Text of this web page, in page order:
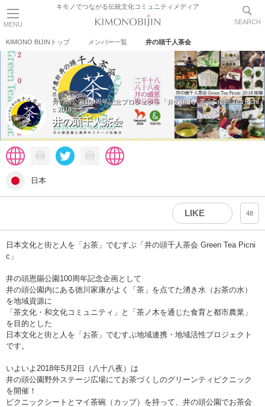
MENU
キモノでつながる伝統文化コミュニティメディア
SEARCH
KIMONO BIJINトップ メンバー一覧 井の頭千人茶会
井の頭公園100周年記念プロジェクト「井の頭千人茶会Green Tea Picni
c 2018」
井の頭千人茶会
日本
LIKE 48
日本文化と街と人を「お茶」でむすぶ「井の頭千人茶会 Green Tea Picni
c」
井の頭恩賜公園100周年記念企画として
井の頭公園内にある徳川家康がよく「茶」を点てた湧き水（お茶の水）
を地域資源に
「茶文化・和文化コミュニティ」と「茶ノ木を通じた食育と都市農業」
を目的とした
日本文化と街と人を「お茶」でむすぶ地域連携・地域活性プロジェクト
です。
いよいよ2018年5月2日（八十八夜）は
井の頭公園野外ステージ広場にてお茶づくしのグリーンティピクニック
を開催！
ピクニックシートとマイ茶碗（カップ）を持って、井の頭公園でお茶会